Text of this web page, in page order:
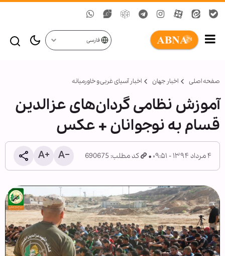
فارسی
صفحه اصلی اخبار جهان اخبار آسیای غربی و خاورمیانه
آموزش نظامی گردان‌های عزالدین
قسام به نوجوانان + عکس
۴ مرداد ۱۳۹۴ - ۰۹:۵۱ کد مطلب: 690675